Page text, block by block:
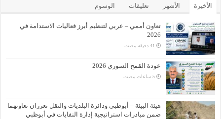
الأخيرة الأشهر تعليقات الوسوم
تعاون أممي – عربي لتنظيم أبرز فعاليات الاستدامة في
2026
عودة القمح السوري 2026
هيئة البيئة – أبوظبي ودائرة البلديات والنقل تعززان تعاونهما
ضمن مبادرات استراتيجية إدارة النفايات في أبوظبي